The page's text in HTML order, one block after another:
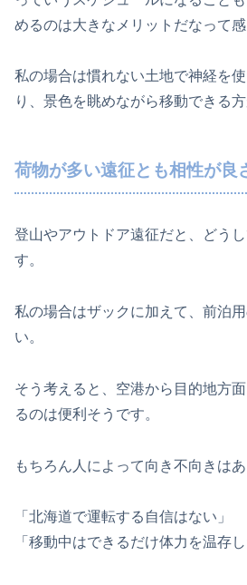
めるのは大きなメリットだなって感
私の場合は慣れない土地で神経を
り、景色を眺めながら移動できる
荷物が多い遠征とも相性が良
登山やアウトドア遠征だと、どう
す。
私の場合はザックに加えて、前泊
い。
そう考えると、空港から目的地方
るのは便利そうです。
もちろん人によって向き不向きはあ
「北海道で運転する自信はない」
「移動中はできるだけ体力を温存し